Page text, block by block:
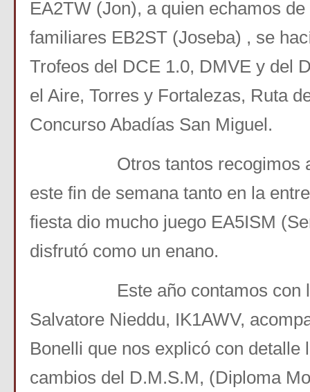
EA2TW (Jon), a quien echamos
familiares EB2ST (Joseba) , se
Trofeos del DCE 1.0, DMVE y del
el Aire, Torres y Fortalezas, Ruta
Concurso Abadías San Miguel.
Otros tantos recogimos
este fin de semana tanto en la
fiesta dio mucho juego EA5ISM
disfrutó como un enano.
Este año contamos con la
Salvatore Nieddu, IK1AWV,
Bonelli que nos explicó con detalle
cambios del D.M.S.M, (Diploma